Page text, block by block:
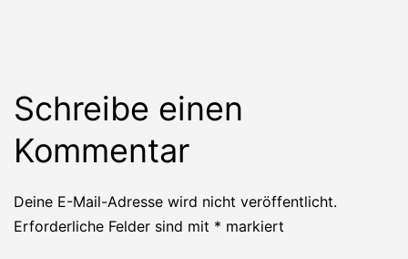
Schreibe einen
Kommentar
Deine E-Mail-Adresse wird nicht veröffentlicht.
Erforderliche Felder sind mit * markiert